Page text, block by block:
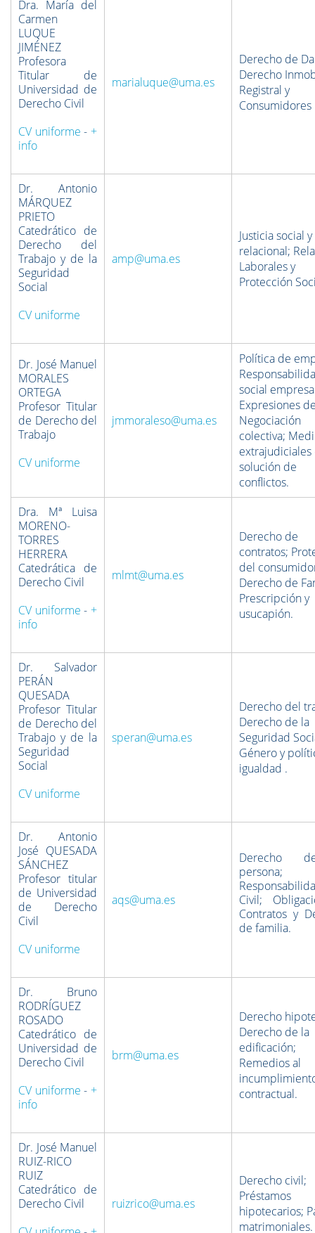
Dra. María del
Carmen
LUQUE
JIMÉNEZ
Profesora
Titular de
Universidad de
Derecho Civil
CV uniforme - +
info
marialuque@uma.es
Derecho de
Derecho
Registral y
Consumidores
Dr. Antonio
MÁRQUEZ
PRIETO
Catedrático de
Derecho del
Trabajo y de la
Seguridad
Social
CV uniforme
amp@uma.es
Justicia social y
relacional;
Laborales y
Protección
Dr. José Manuel
MORALES
ORTEGA
Profesor Titular
de Derecho del
Trabajo
CV uniforme
jmmoraleso@uma.es
Política de
social
Expresiones
Negociación
colectiva;
extrajudiciales
solución de
conflictos.
Dra. Mª Luisa
MORENO-
TORRES
HERRERA
Catedrática de
Derecho Civil
CV uniforme - +
info
mlmt@uma.es
Derecho de
contratos;
del
Derecho de
Prescripción y
usucapión.
Dr. Salvador
PERÁN
QUESADA
Profesor Titular
de Derecho del
Trabajo y de la
Seguridad
Social
CV uniforme
speran@uma.es
Derecho del
Derecho de la
Seguridad
Género y
igualdad .
Dr. Antonio
José QUESADA
SÁNCHEZ
Profesor titular
de Universidad
de Derecho
Civil
CV uniforme
aqs@uma.es
Derecho
persona;
Civil;
Contratos y
de familia.
Dr. Bruno
RODRÍGUEZ
ROSADO
Catedrático de
Universidad de
Derecho Civil
CV uniforme - +
info
brm@uma.es
Derecho
Derecho de la
edificación;
Remedios al
contractual.
Dr. José Manuel
RUIZ-RICO
RUIZ
Catedrático de
Derecho Civil
ruizrico@uma.es
Derecho civil;
Préstamos
hipotecarios;
matrimoniales.